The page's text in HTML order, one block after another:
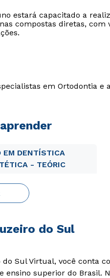
estará capacitado a
compostas diretas,
em Ortodontia e
EM DENTÍSTICA
- TEÓRIC
do Sul
Sul Virtual, você conta
ensino superior do Brasil.